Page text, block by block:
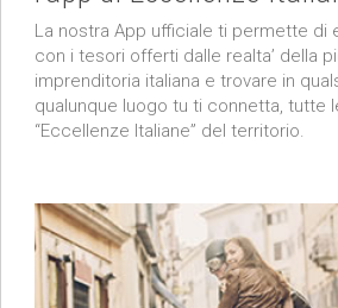
La nostra App ufficiale ti permette di
con i tesori offerti dalle realta’ della
imprenditoria italiana e trovare in
qualunque luogo tu ti connetta, tutte
“Eccellenze Italiane” del territorio.